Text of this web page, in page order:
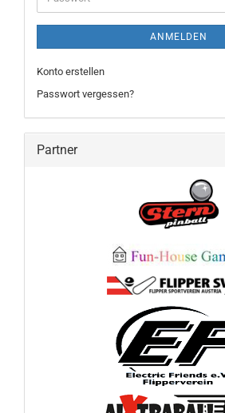
ANMELDEN
Konto erstellen
Passwort vergessen?
Partner